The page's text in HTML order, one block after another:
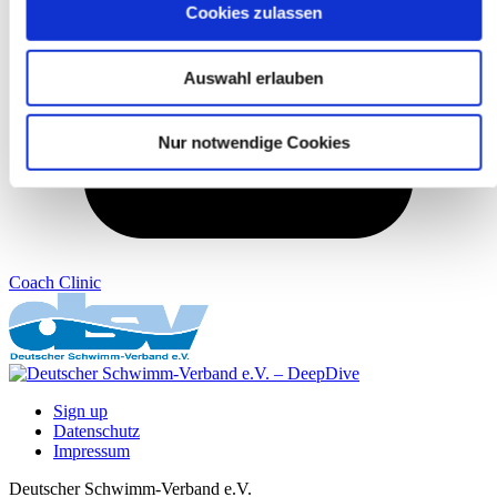
Cookies zulassen
Auswahl erlauben
Nur notwendige Cookies
Coach Clinic
Sign up
Datenschutz
Impressum
Deutscher Schwimm-Verband e.V.